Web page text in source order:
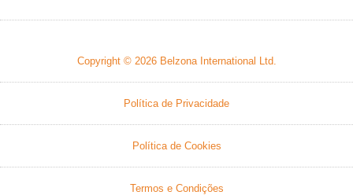
Copyright © 2026 Belzona International Ltd.
Política de Privacidade
Política de Cookies
Termos e Condições